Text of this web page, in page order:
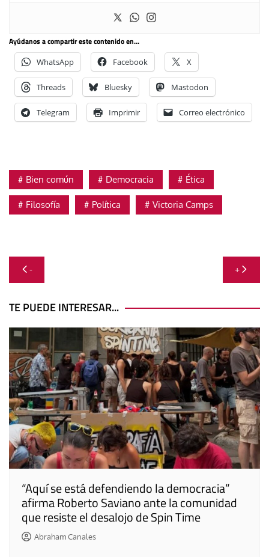
Ayúdanos a compartir este contenido en...
WhatsApp Facebook X
Threads Bluesky Mastodon
Telegram Imprimir Correo electrónico
Bien común Democracia Ética
Filosofía Política Victoria Camps
Navegación
de
entradas
- +
TE PUEDE INTERESAR...
“Aquí se está defendiendo la democracia”
afirma Roberto Saviano ante la comunidad
que resiste el desalojo de Spin Time
Abraham Canales